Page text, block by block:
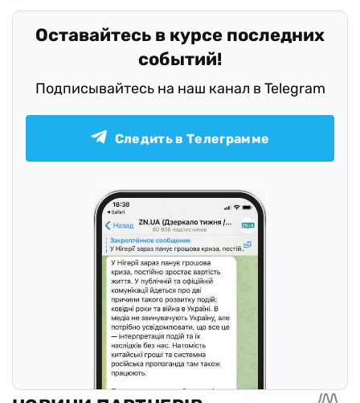
Оставайтесь в курсе последних
событий!
Подписывайтесь на наш канал в Telegram
Следить в Телеграмме